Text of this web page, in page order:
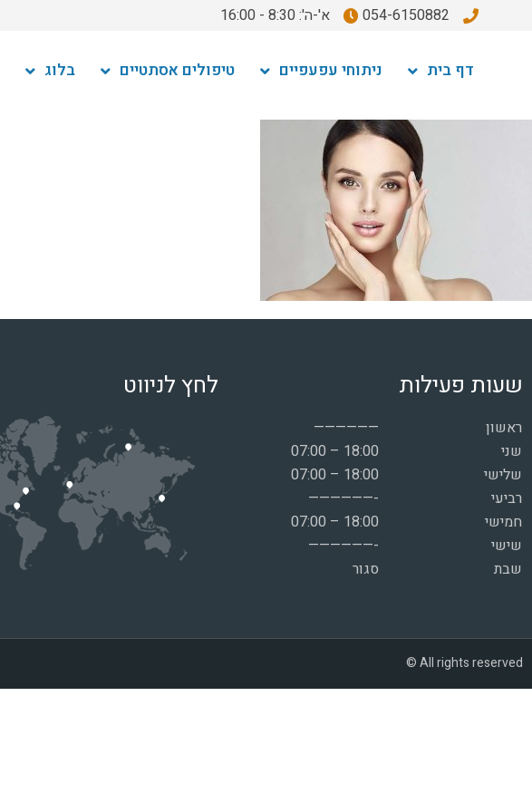
054-6150882 א'-ה': 8:30 - 16:00
דף בית ניתוחי עפעפיים טיפולים אסתטיים בלוג
שעות פעילות
——————
ראשון
07:00 – 18:00
שני
07:00 – 18:00
שלישי
——————-
רביעי
07:00 – 18:00
חמישי
——————-
שישי
סגור
שבת
לחץ לניווט
© All rights reserved